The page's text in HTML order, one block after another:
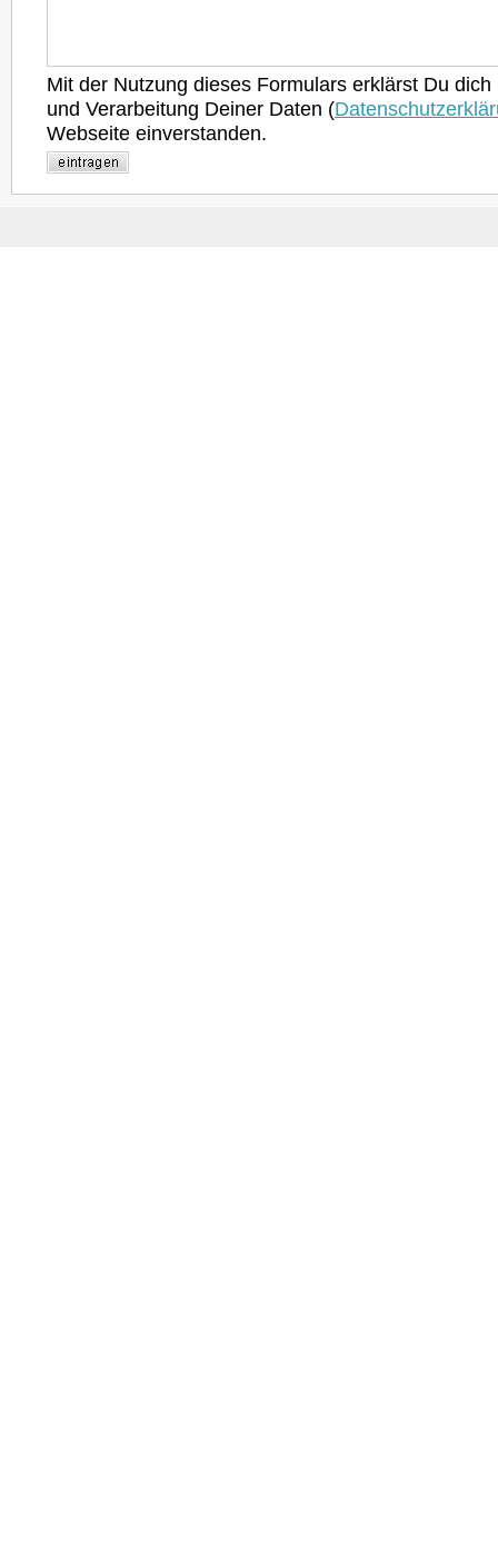
Mit der Nutzung dieses Formulars erklärst Du
und Verarbeitung Deiner Daten (
Webseite einverstanden.